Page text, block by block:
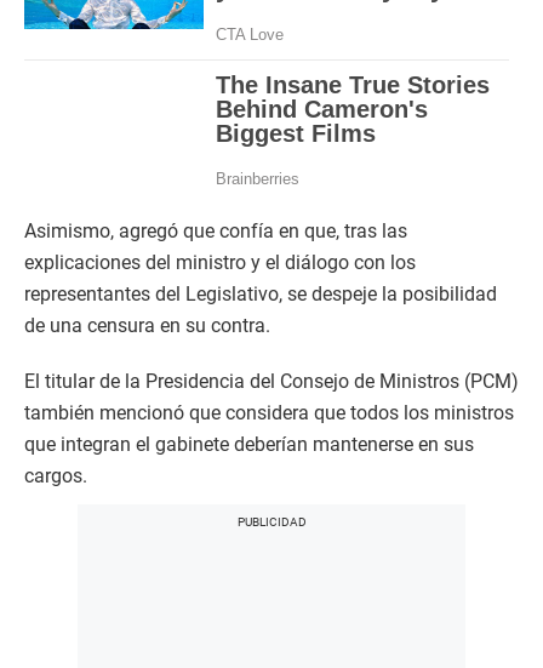
Asimismo, agregó que confía en que, tras las
explicaciones del ministro y el diálogo con los
representantes del Legislativo, se despeje la posibilidad
de una censura en su contra.
El titular de la Presidencia del Consejo de Ministros (PCM)
también mencionó que considera que todos los ministros
que integran el gabinete deberían mantenerse en sus
cargos.